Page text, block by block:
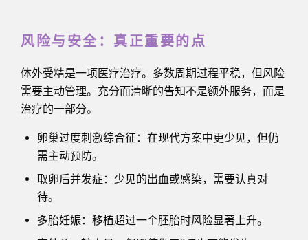
风险与安全：真正重要的点
体外受精是一项医疗治疗。多数周期过程平稳，但风险
需要主动管理。充分而清晰的告知不是额外服务，而是
治疗的一部分。
卵巢过度刺激综合征：在现代方案中更少见，但仍
需主动预防。
取卵后并发症：少见的出血或感染，需要认真对
待。
多胎妊娠：移植超过一个胚胎时风险显著上升。